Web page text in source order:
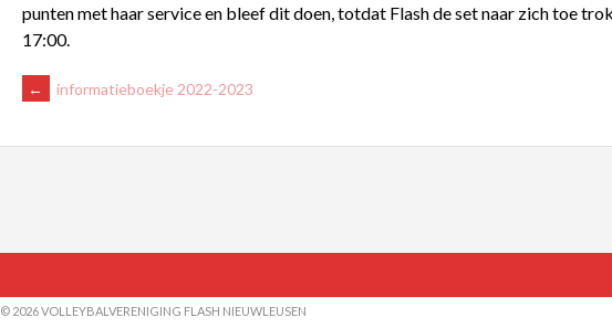
punten met haar service en bleef dit doen, totdat Flash de set naar zich toe
17:00.
BERICHTNAVIGATIE
← informatieboekje 2022-2023
© 2026 VOLLEYBALVERENIGING FLASH NIEUWLEUSEN